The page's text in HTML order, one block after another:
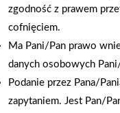
zgodność z prawem
cofnięciem.
Ma Pani/Pan prawo
danych osobowych
Podanie przez Pana/
zapytaniem. Jest Pan/